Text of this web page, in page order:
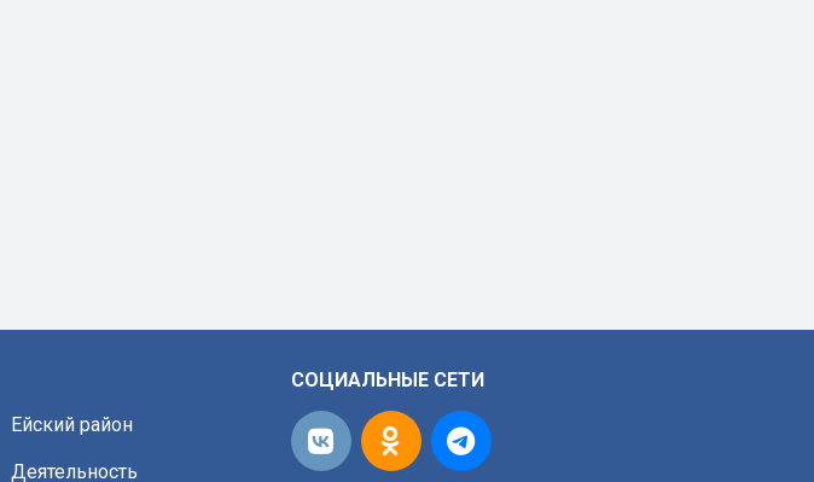
Ейский район
Деятельность
СОЦИАЛЬНЫЕ СЕТИ